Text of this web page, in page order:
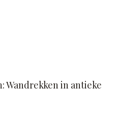
Wandrekken in antieke